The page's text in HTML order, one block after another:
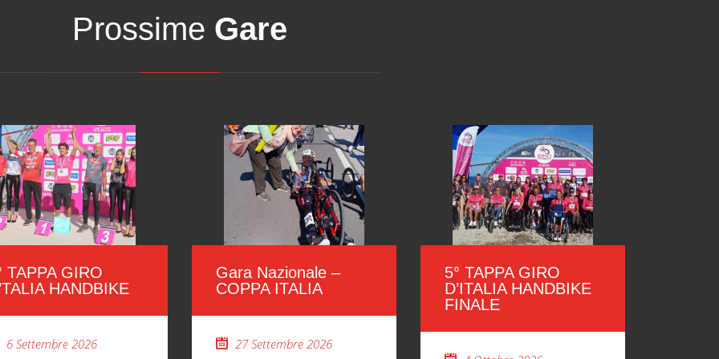
Prossime Gare
TAPPA GIRO
HANDBIKE
6 Settembre 2026
Gara Nazionale –
COPPA ITALIA
27 Settembre 2026
5° TAPPA GIRO
D’ITALIA HANDBIKE
FINALE